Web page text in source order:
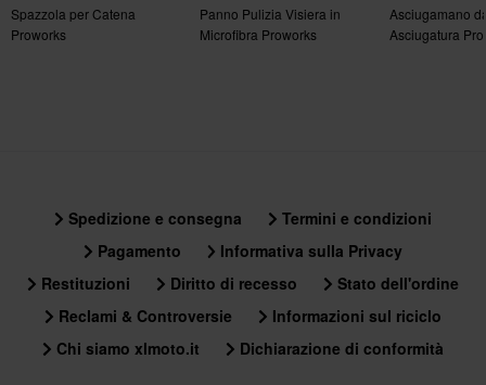
Spazzola per Catena
Proworks
Panno Pulizia Visiera in
Microfibra Proworks
Asciugamano
Asciugatura
Spedizione e consegna
Termini e condizioni
Pagamento
Informativa sulla Privacy
Restituzioni
Diritto di recesso
Stato dell'ordine
Reclami & Controversie
Informazioni sul riciclo
Chi siamo xlmoto.it
Dichiarazione di conformità